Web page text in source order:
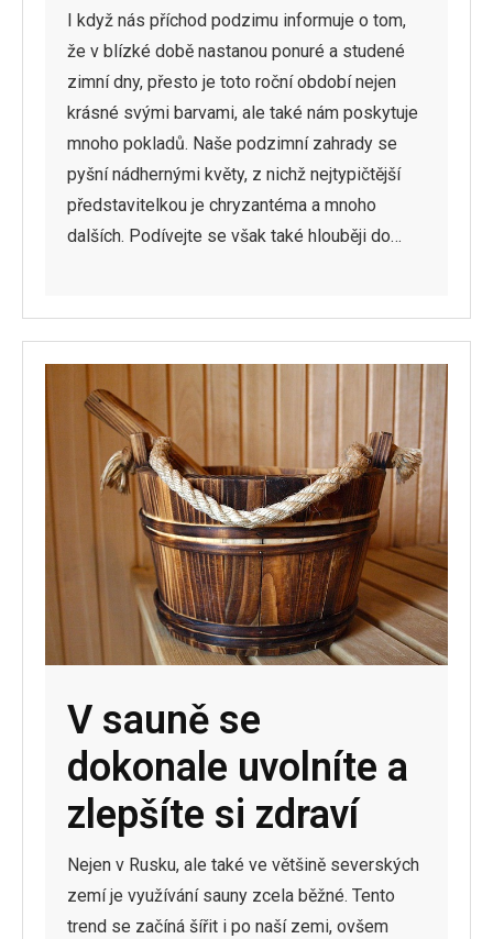
I když nás příchod podzimu informuje o tom,
že v blízké době nastanou ponuré a studené
zimní dny, přesto je toto roční období nejen
krásné svými barvami, ale také nám poskytuje
mnoho pokladů. Naše podzimní zahrady se
pyšní nádhernými květy, z nichž nejtypičtější
představitelkou je chryzantéma a mnoho
dalších. Podívejte se však také hlouběji do…
V sauně se
dokonale uvolníte a
zlepšíte si zdraví
Nejen v Rusku, ale také ve většině severských
zemí je využívání sauny zcela běžné. Tento
trend se začíná šířit i po naší zemi, ovšem